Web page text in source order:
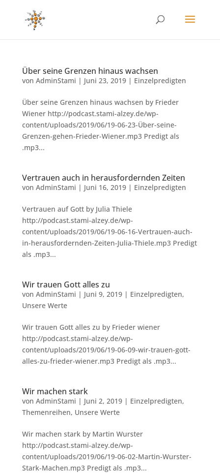
Über seine Grenzen hinaus wachsen
von AdminStami | Juni 23, 2019| Einzelpredigten
Über seine Grenzen hinaus wachsen by Frieder
Wiener http://podcast.stami-alzey.de/wp-
content/uploads/2019/06/19-06-23-Über-seine-
Grenzen-gehen-Frieder-Wiener.mp3 Predigt als
.mp3...
Vertrauen auch in herausfordernden Zeiten
von AdminStami | Juni 16, 2019| Einzelpredigten
Vertrauen auf Gott by Julia Thiele
http://podcast.stami-alzey.de/wp-
content/uploads/2019/06/19-06-16-Vertrauen-auch-
in-herausfordernden-Zeiten-Julia-Thiele.mp3 Predigt
als .mp3...
Wir trauen Gott alles zu
von AdminStami | Juni 9, 2019| Einzelpredigten,
Unsere Werte
Wir trauen Gott alles zu by Frieder wiener
http://podcast.stami-alzey.de/wp-
content/uploads/2019/06/19-06-09-wir-trauen-gott-
alles-zu-frieder-wiener.mp3 Predigt als .mp3...
Wir machen stark
von AdminStami | Juni 2, 2019| Einzelpredigten,
Themenreihen, Unsere Werte
Wir machen stark by Martin Wurster
http://podcast.stami-alzey.de/wp-
content/uploads/2019/06/19-06-02-Martin-Wurster-
Stark-Machen.mp3 Predigt als .mp3...